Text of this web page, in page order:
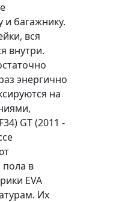
и багажнику.
вся
внутри.
энергично
на
GT (2011 -
в
EVA
Их